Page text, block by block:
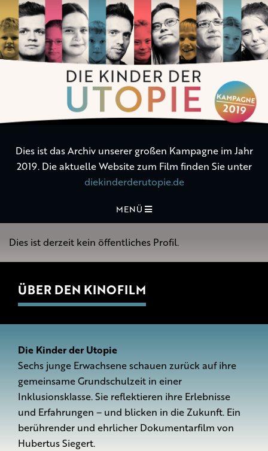
Die
Kinder
der
Dies ist das Archiv unserer großen Kampagne im Jahr
2019. Die aktuelle Website zum Film finden Sie unter
diekinderderutopie.de
MENÜ
Dies ist derzeit kein öffentliches Profil.
ÜBER DEN KINOFILM
Die Kinder der Utopie
Sechs junge Erwachsene schauen zurück auf ihre
gemeinsame Grundschulzeit in einer
Inklusionsklasse. Sie reflektieren ihre Erlebnisse
und Erfahrungen – und blicken in die Zukunft. Ein
berührender und ehrlicher Dokumentarfilm von
Hubertus Siegert.